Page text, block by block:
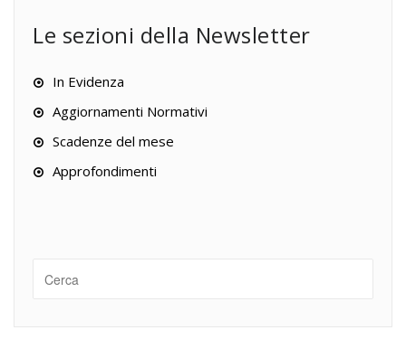
Le sezioni della Newsletter
In Evidenza
Aggiornamenti Normativi
Scadenze del mese
Approfondimenti